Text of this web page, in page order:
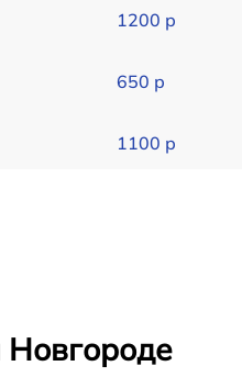
1200 р
650 р
1100 р
Новгороде